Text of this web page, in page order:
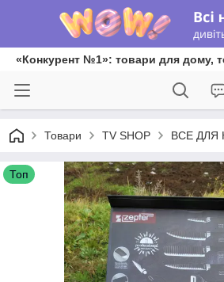
«Конкурент №1»: товари для дому,
Товари TV SHOP ВСЕ ДЛЯ
Топ